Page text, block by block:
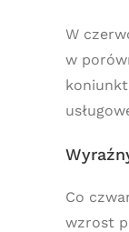
W
w
Co
wzrost